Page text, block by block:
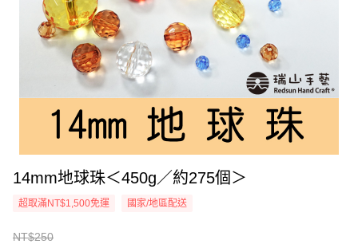
14mm地球珠＜450g／約275個＞
超取滿NT$1,500免運 國家/地區配送
NT$250